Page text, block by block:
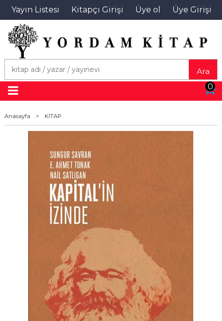
Yayın Listesi Kitapçı Girişi Üye ol Üye Girişi
Ara
0
Anasayfa > KİTAP